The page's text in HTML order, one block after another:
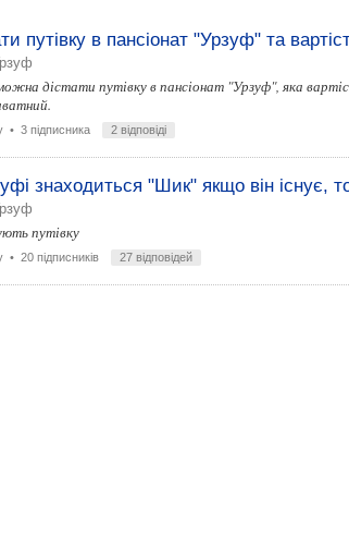
путівку в пансіонат "Урзуф" та
дістати путівку в пансіонат "Урзуф", яка
• 3 підписника 2 відповіді
знаходиться "Шик" якщо він існує,
путівку
• 20 підписників 27 відповідей